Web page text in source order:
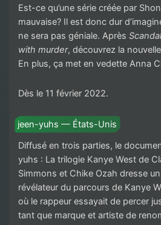
Est-ce qu’une série créée par
mauvaise? Il est donc dur
ne sera pas géniale. Après Scandal
with murder, découvrez la
En plus, ça met en vedette Anna
Dès le 11 février 2022.
jeen-yuhs — États-Unis
Diffusé en trois parties, le
yuhs : La trilogie Kanye West de
Simmons et Chike Ozah dresse
révélateur du parcours de Kanye
où le rappeur essayait de percer
tant que marque et artiste de